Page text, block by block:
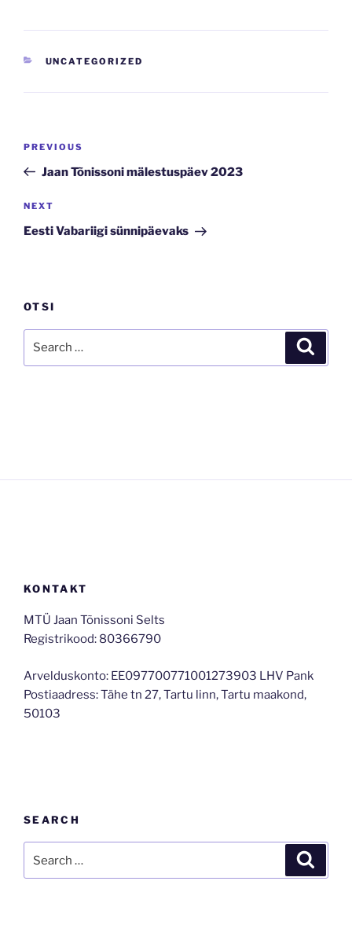
CATEGORIES
UNCATEGORIZED
Previous
Post
PREVIOUS
Jaan Tõnissoni mälestuspäev 2023
Next
Post
NEXT
Eesti Vabariigi sünnipäevaks
OTSI
KONTAKT
MTÜ Jaan Tõnissoni Selts
Registrikood: 80366790
Arvelduskonto: EE097700771001273903 LHV Pank
Postiaadress: Tähe tn 27, Tartu linn, Tartu maakond,
50103
SEARCH
for: